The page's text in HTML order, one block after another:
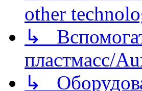
other
↳
пластмасс/
↳